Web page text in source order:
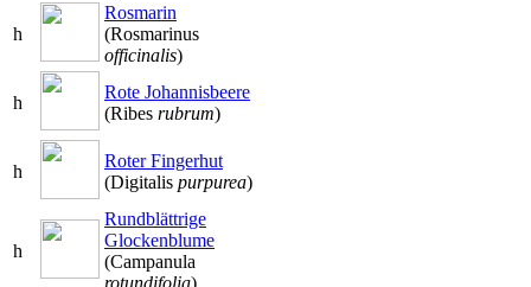
h
Rosmarin
(Rosmarinus
officinalis)
h
Rote Johannisbeere
(Ribes rubrum)
h
Roter Fingerhut
(Digitalis purpurea)
h
Rundblättrige
Glockenblume
(Campanula
rotundifolia)